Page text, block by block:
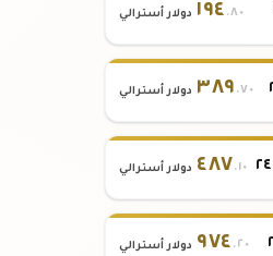
١٩٤ .٨٠ دولار أسترالي
٣٨٩ .٧٠ دولار أسترالي
٤٨٧ .١٠ دولار أسترالي
٩٧٤ .٢٠ دولار أسترالي